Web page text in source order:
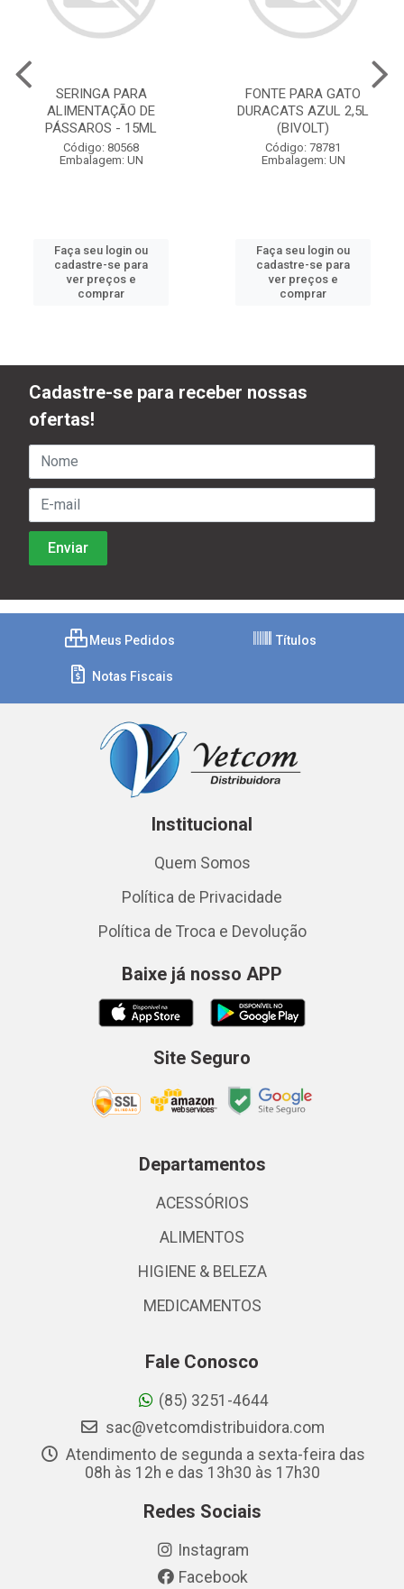
SERINGA PARA
ALIMENTAÇÃO DE
PÁSSAROS - 15ML
Código: 80568
Embalagem: UN
Faça seu login ou
cadastre-se para
ver preços e
comprar
FONTE PARA GATO
DURACATS AZUL 2,5L
(BIVOLT)
Código: 78781
Embalagem: UN
Faça seu login ou
cadastre-se para
ver preços e
comprar
Cadastre-se para receber nossas
ofertas!
Meus Pedidos Títulos
Notas Fiscais
Institucional
Quem Somos
Política de Privacidade
Política de Troca e Devolução
Baixe já nosso APP
Site Seguro
Departamentos
ACESSÓRIOS
ALIMENTOS
HIGIENE & BELEZA
MEDICAMENTOS
Fale Conosco
(85) 3251-4644
sac@vetcomdistribuidora.com
Atendimento de segunda a sexta-feira das
08h às 12h e das 13h30 às 17h30
Redes Sociais
Instagram
Facebook